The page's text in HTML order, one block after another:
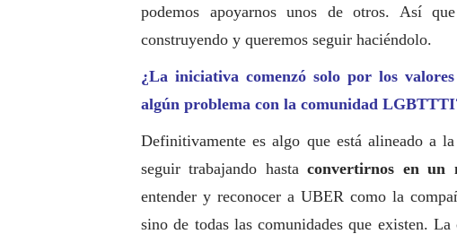
podemos apoyarnos unos de otros. Así
construyendo y queremos seguir haciéndolo.
¿La iniciativa comenzó solo por los
algún problema con la comunidad
Definitivamente es algo que está alineado a
seguir trabajando hastaconvertirnos en un
entender y reconocer a UBER como la
sino de todas las comunidades que existen.